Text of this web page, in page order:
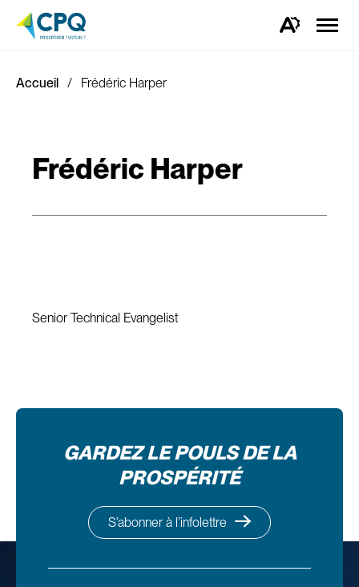
Ouvrez
la
Accueil Frédéric Harper
Frédéric Harper
Senior Technical Evangelist
GARDEZ LE POULS DE LA
PROSPÉRITÉ
S’abonner à l’infolettre